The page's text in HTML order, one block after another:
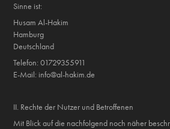
Sinne ist:
Husam Al-Hakim
Hamburg
Deutschland
Telefon: 01729355911
E-Mail: info@al-hakim.de
II. Rechte der Nutzer und Betroffenen
Mit Blick auf die nachfolgend noch näher